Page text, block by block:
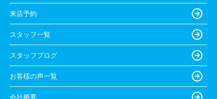
来店予約
スタッフ一覧
スタッフブログ
お客様の声一覧
会社概要